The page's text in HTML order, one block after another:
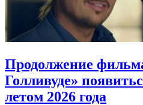
Продолжение
Голливуде»
летом 2026 года